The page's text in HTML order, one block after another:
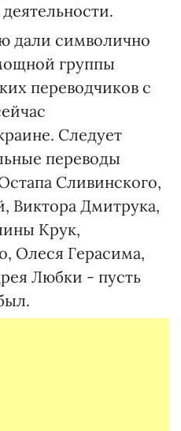
дали символично
группы
переводчиков с
Следует
переводы
Сливинского,
Виктора Дмитрука,
Крук,
Олеся Герасима,
Любки - пусть